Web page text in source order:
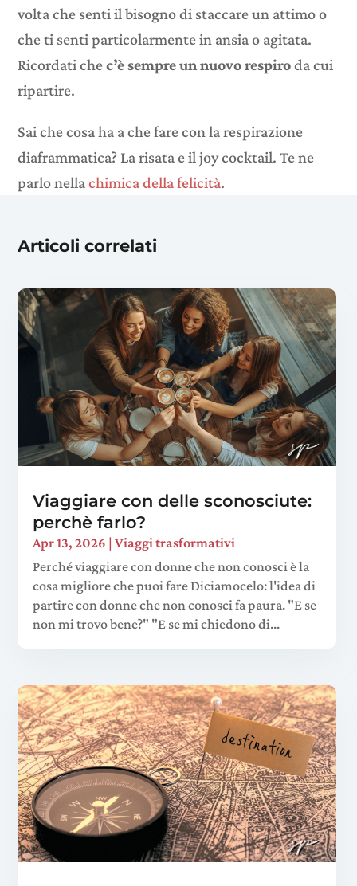
volta che senti il bisogno di staccare un attimo o
che ti senti particolarmente in ansia o agitata.
Ricordati chec’è sempre un nuovo respiroda cui
ripartire.
Sai che cosa ha a che fare con la respirazione
diaframmatica? La risata e il joy cocktail. Te ne
parlo nellachimica della felicità.
Articoli correlati
Viaggiare con delle sconosciute:
perchè farlo?
Apr 13, 2026 |Viaggi trasformativi
Perché viaggiare con donne che non conosci è la
cosa migliore che puoi fare Diciamocelo: l'idea di
partire con donne che non conosci fa paura. "E se
non mi trovo bene?" "E se mi chiedono di...